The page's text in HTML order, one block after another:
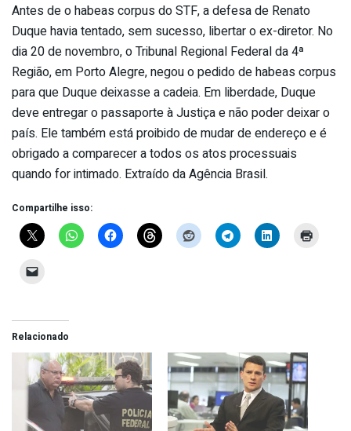
Antes de o habeas corpus do STF, a defesa de Renato
Duque havia tentado, sem sucesso, libertar o ex-diretor. No
dia 20 de novembro, o Tribunal Regional Federal da 4ª
Região, em Porto Alegre, negou o pedido de habeas corpus
para que Duque deixasse a cadeia. Em liberdade, Duque
deve entregar o passaporte à Justiça e não poder deixar o
país. Ele também está proibido de mudar de endereço e é
obrigado a comparecer a todos os atos processuais
quando for intimado. Extraído da Agência Brasil.
Compartilhe isso:
Relacionado